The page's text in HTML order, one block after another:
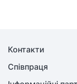
Контакти
Співпраця